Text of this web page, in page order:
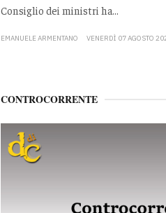
Consiglio dei ministri ha...
EMANUELE ARMENTANO VENERDÌ 07 AGOSTO
CONTROCORRENTE